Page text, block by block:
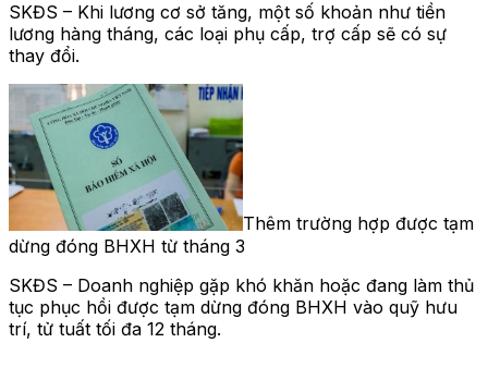
SKĐS – Khi lương cơ sở tăng, một số khoản như tiền
lương hàng tháng, các loại phụ cấp, trợ cấp sẽ có sự
thay đổi.
Thêm trường hợp được tạm
dừng đóng BHXH từ tháng 3
SKĐS – Doanh nghiệp gặp khó khăn hoặc đang làm thủ
tục phục hồi được tạm dừng đóng BHXH vào quỹ hưu
trí, tử tuất tối đa 12 tháng.